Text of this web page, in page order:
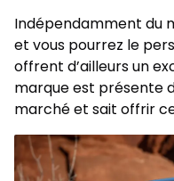
Indépendamment du
et vous pourrez le
offrent d’ailleurs un
marque est présente
marché et sait offrir